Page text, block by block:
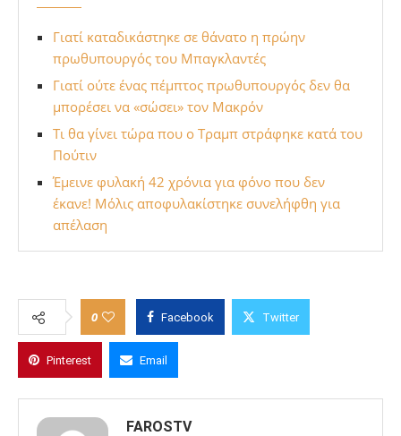
Γιατί καταδικάστηκε σε θάνατο η πρώην
πρωθυπουργός του Μπαγκλαντές
Γιατί ούτε ένας πέμπτος πρωθυπουργός δεν θα
μπορέσει να «σώσει» τον Μακρόν
Τι θα γίνει τώρα που ο Τραμπ στράφηκε κατά του
Πούτιν
Έμεινε φυλακή 42 χρόνια για φόνο που δεν
έκανε! Μόλις αποφυλακίστηκε συνελήφθη για
απέλαση
0 Facebook Twitter
Pinterest Email
FAROSTV